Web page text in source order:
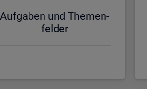
Auf­ga­ben und The­men­
fel­der